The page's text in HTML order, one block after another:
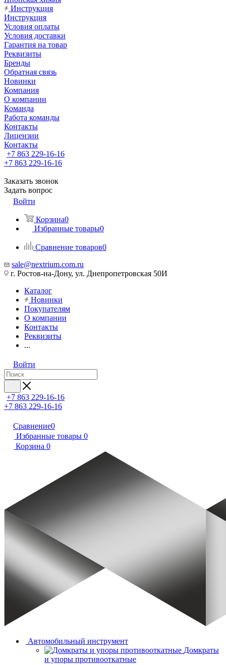
Инструкция
Инструкция
Условия оплаты
Условия доставки
Гарантия на товар
Реквизиты
Бренды
Обратная связь
Новинки
Компания
О компании
Команда
Работа команды
Контакты
Лицензии
Контакты
+7 863 229-16-16
+7 863 229-16-16
Заказать звонок
Задать вопрос
Войти
Корзина0
Избранные товары0
Сравнение товаров0
sale@nextrium.com.ru
г. Ростов-на-Дону, ул. Днепропетровская 50И
Каталог
Новинки
Покупателям
О компании
Контакты
Реквизиты
...
Войти
+7 863 229-16-16
+7 863 229-16-16
Сравнение0
Избранные товары 0
Корзина 0
Автомобильный инструмент
Домкраты
и упоры противооткатные